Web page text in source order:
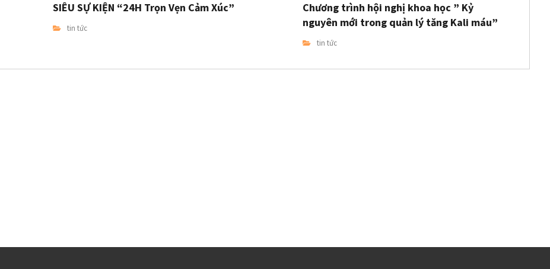
SIÊU SỰ KIỆN “24H Trọn Vẹn Cảm Xúc”
tin tức
Chương trình hội nghị khoa học ” Kỷ
nguyên mới trong quản lý tăng Kali máu”
tin tức